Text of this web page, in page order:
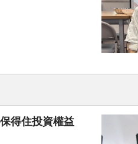
得住投資權益